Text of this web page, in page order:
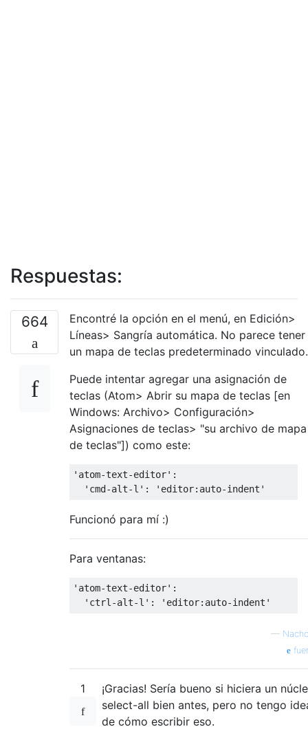
Respuestas:
664
Encontré la opción en el menú, en Edición>
Líneas> Sangría automática. No parece tener
un mapa de teclas predeterminado vinculado.
Puede intentar agregar una asignación de
teclas (Atom> Abrir su mapa de teclas [en
Windows: Archivo> Configuración>
Asignaciones de teclas> "su archivo de mapa
de teclas"]) como este:
'atom-text-editor':
Funcionó para mí :)
Para ventanas:
'atom-text-editor':
—
1
¡Gracias! Sería bueno si hiciera un
select-all bien antes, pero no tengo
de cómo escribir eso.